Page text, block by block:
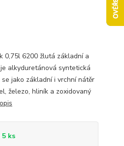
0,75l 6200 žlutá základní a
alkyduretánová syntetická
jako základní i vrchní nátěr
železo, hliník a zoxidovaný
5 ks